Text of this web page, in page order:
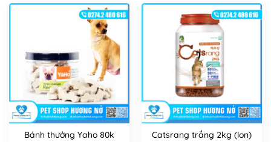
Bánh thưởng Yaho 80k
Catsrang trắng 2kg (lon)